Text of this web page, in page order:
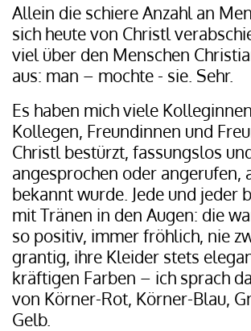
Allein die schiere Anzahl an
sich heute von Christl
viel über den Menschen
aus: man – mochte - sie. Sehr.
Es haben mich viele
Kollegen, Freundinnen und
Christl bestürzt, fassungslos
angesprochen oder angerufen,
bekannt wurde. Jede und jeder
mit Tränen in den Augen: die
so positiv, immer fröhlich, nie
grantig, ihre Kleider stets
kräftigen Farben – ich sprach
von Körner-Rot, Körner-Blau,
Gelb.